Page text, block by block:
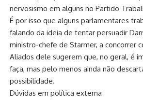
nervosismo em alguns no Partido
É por isso que alguns parlamentares
falando da ideia de tentar persuadir
ministro-chefe de Starmer, a concorrer
Aliados dele sugerem que, no geral, é
faça, mas pelo menos ainda não
possibilidade.
Dúvidas em política externa